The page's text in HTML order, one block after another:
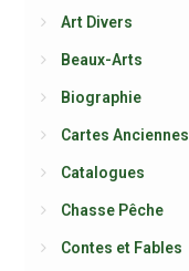
Art Divers
Beaux-Arts
Biographie
Cartes Anciennes
Catalogues
Chasse Pêche
Contes et Fables